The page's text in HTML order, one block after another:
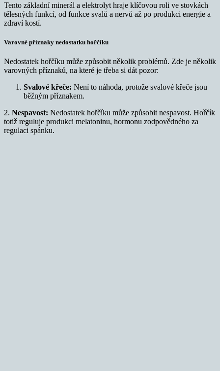
Tento základní minerál a elektrolyt hraje klíčovou roli ve stovkách
tělesných funkcí, od funkce svalů a nervů až po produkci energie a
zdraví kostí.
Varovné příznaky nedostatku hořčíku
Nedostatek hořčíku může způsobit několik problémů. Zde je několik
varovných příznaků, na které je třeba si dát pozor:
Svalové křeče: Není to náhoda, protože svalové křeče jsou
běžným příznakem.
2. Nespavost: Nedostatek hořčíku může způsobit nespavost. Hořčík
totiž reguluje produkci melatoninu, hormonu zodpovědného za
regulaci spánku.